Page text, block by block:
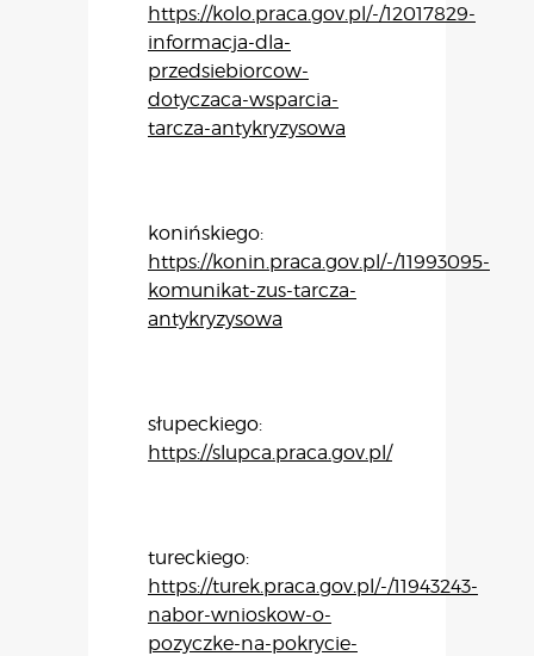
https://kolo.praca.gov.pl/-/12017829-
informacja-dla-
przedsiebiorcow-
dotyczaca-wsparcia-
tarcza-antykryzysowa
konińskiego:
https://konin.praca.gov.pl/-/11993095-
komunikat-zus-tarcza-
antykryzysowa
słupeckiego:
https://slupca.praca.gov.pl/
tureckiego:
https://turek.praca.gov.pl/-/11943243-
nabor-wnioskow-o-
pozyczke-na-pokrycie-